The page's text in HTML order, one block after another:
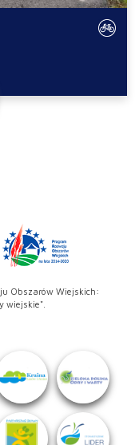
Obszarów Wiejskich:
wiejskie".